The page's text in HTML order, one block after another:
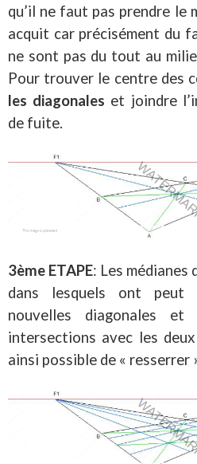
qu’il ne faut pas prendre le
acquit car précisément du
ne sont pas du tout au
Pour trouver le centre des
les diagonales et joindre
de fuite.
3ème ETAPE: Les
dans lesquels ont peut
nouvelles diagonales et
intersections avec les
ainsi possible de « resserrer